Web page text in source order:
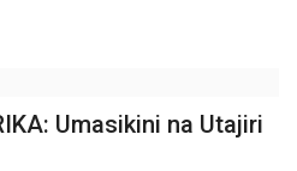
Umasikini na Utajiri